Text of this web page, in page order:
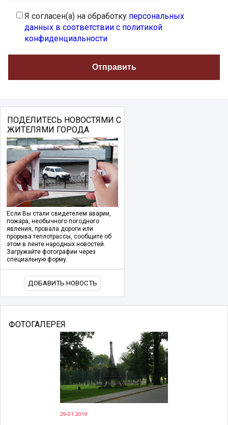
Я согласен(а) на обработку персональных
данных в соответствии с политикой
конфиденциальности
ПОДЕЛИТЕСЬ НОВОСТЯМИ С
ЖИТЕЛЯМИ ГОРОДА
Если Вы стали свидетелем аварии,
пожара, необычного погодного
явления, провала дороги или
прорыва теплотрассы, сообщите об
этом в ленте народных новостей.
Загружайте фотографии через
специальную форму.
ДОБАВИТЬ НОВОСТЬ
ФОТОГАЛЕРЕЯ
29.01.2019